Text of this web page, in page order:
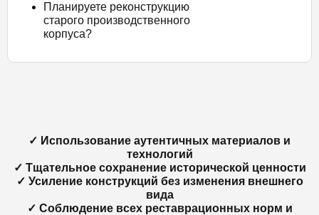
Планируете реконструкцию
старого производственного
корпуса?
✓ Использование аутентичных материалов и
технологий
✓ Тщательное сохранение исторической ценности
✓ Усиление конструкций без изменения внешнего
вида
✓ Соблюдение всех реставрационных норм и